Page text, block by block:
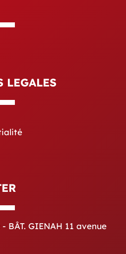
BÂT. GIENAH 11 avenue